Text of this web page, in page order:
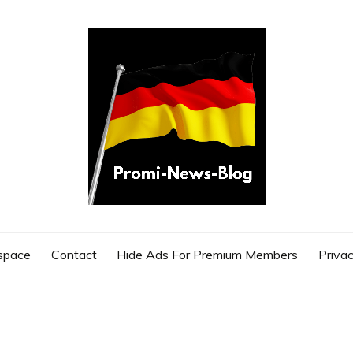
Contact Hide Ads For Premium Members